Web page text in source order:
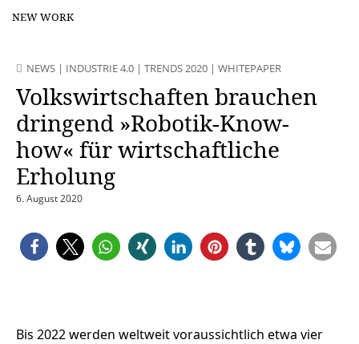
NEW WORK
NEWS | INDUSTRIE 4.0 | TRENDS 2020 | WHITEPAPER
Volkswirtschaften brauchen
dringend »Robotik-Know-
how« für wirtschaftliche
Erholung
6. August 2020
Bis 2022 werden weltweit voraussichtlich etwa vier